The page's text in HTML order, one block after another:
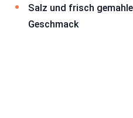
Salz und frisch
Geschmack